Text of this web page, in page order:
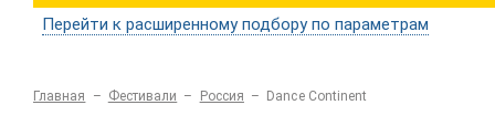
Перейти к расширенному подбору по параметрам
Главная – Фестивали – Россия – Dance Continent